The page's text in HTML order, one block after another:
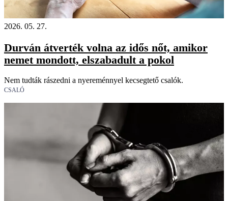
2026. 05. 27.
Durván átverték volna az idős nőt, amikor
nemet mondott, elszabadult a pokol
Nem tudták rászedni a nyereménnyel kecsegtető csalók.
CSALÓ